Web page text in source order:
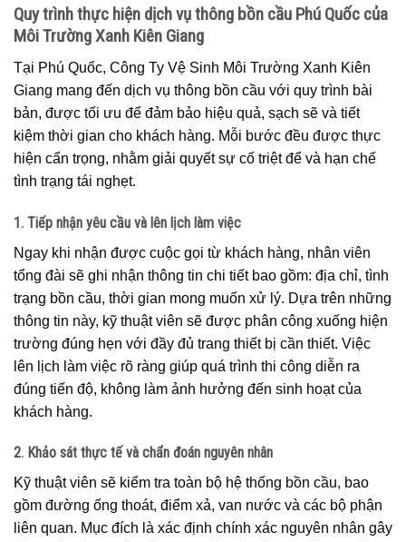
Quy trình thực hiện dịch vụ thông bồn cầu Phú Quốc của
Môi Trường Xanh Kiên Giang
Tại Phú Quốc, Công Ty Vệ Sinh Môi Trường Xanh Kiên
Giang mang đến dịch vụ thông bồn cầu với quy trình bài
bản, được tối ưu để đảm bảo hiệu quả, sạch sẽ và tiết
kiệm thời gian cho khách hàng. Mỗi bước đều được thực
hiện cẩn trọng, nhằm giải quyết sự cố triệt để và hạn chế
tình trạng tái nghẹt.
1. Tiếp nhận yêu cầu và lên lịch làm việc
Ngay khi nhận được cuộc gọi từ khách hàng, nhân viên
tổng đài sẽ ghi nhận thông tin chi tiết bao gồm: địa chỉ, tình
trạng bồn cầu, thời gian mong muốn xử lý. Dựa trên những
thông tin này, kỹ thuật viên sẽ được phân công xuống hiện
trường đúng hẹn với đầy đủ trang thiết bị cần thiết. Việc
lên lịch làm việc rõ ràng giúp quá trình thi công diễn ra
đúng tiến độ, không làm ảnh hưởng đến sinh hoạt của
khách hàng.
2. Khảo sát thực tế và chẩn đoán nguyên nhân
Kỹ thuật viên sẽ kiểm tra toàn bộ hệ thống bồn cầu, bao
gồm đường ống thoát, điểm xả, van nước và các bộ phận
liên quan. Mục đích là xác định chính xác nguyên nhân gây